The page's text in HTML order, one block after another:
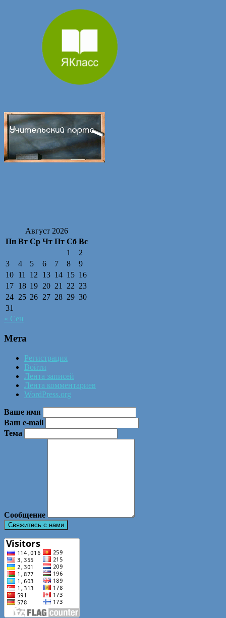
Август 2026
Пн Вт Ср Чт Пт Сб Вс
1
2
3
4 5 6 7 8
9
10 11 12 13 14 15 16
17 18 19 20 21 22 23
24 25 26 27 28 29 30
31
« Сен
Мета
Регистрация
Войти
Лента записей
Лента комментариев
WordPress.org
Ваше имя
Ваш e-mail
Тема
Сообщение